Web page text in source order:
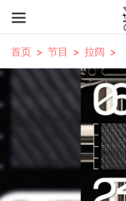
首页 节目 拉阔